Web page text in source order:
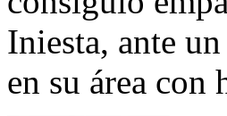
Iniesta, ante
en su área con